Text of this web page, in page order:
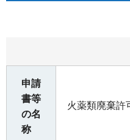
申請
書等
の名
称
火薬類廃棄許